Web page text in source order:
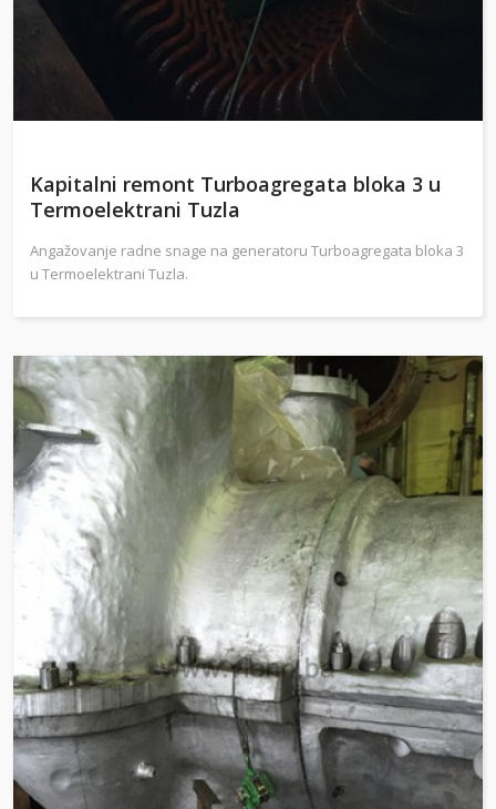
Kapitalni remont Turboagregata bloka 3 u
Termoelektrani Tuzla
Angažovanje radne snage na generatoru Turboagregata bloka 3
u Termoelektrani Tuzla.